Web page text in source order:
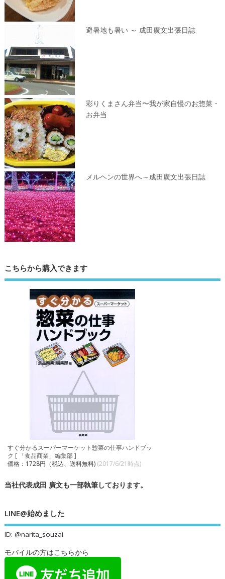
避暑地も暑い ～ 成田廣文出張日誌
彩りくまさん弁当〜我が家自慢のお惣菜・
お弁当
メルヘンの世界へ～成田廣文出張日誌
こちらから購入できます
すぐ分かるスーパーマーケット惣菜の仕事ハンドブッ
ク [ 「食品商業」編集部 ]
価格：1728円（税込、送料無料) (2017/6/21時点)
当社代表成田 廣文も一部執筆しております。
LINE@始めました
ID: @narita_souzai
モバイルの方はこちらから